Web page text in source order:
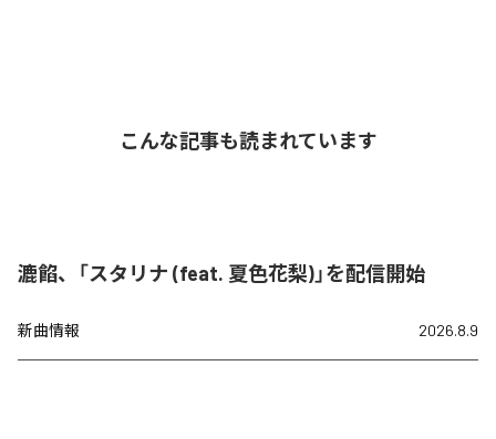
こんな記事も読まれています
漉餡、「スタリナ (feat. 夏色花梨)」を配信開始
新曲情報 2026.8.9